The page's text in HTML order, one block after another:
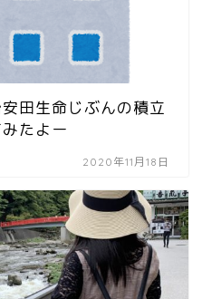
田生命じぶんの積立
たよー
2020年11月18日